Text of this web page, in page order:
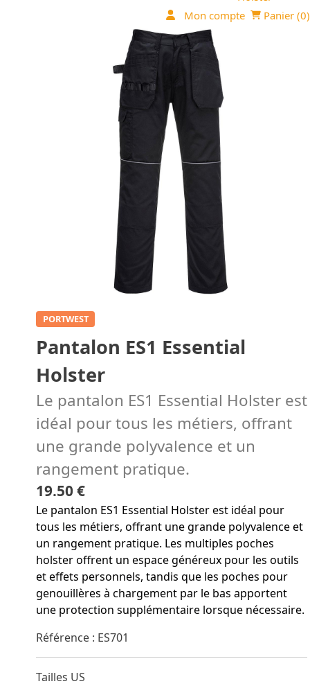
Mon compte
Panier (0)
PORTWEST
Pantalon ES1 Essential
Holster
Le pantalon ES1 Essential Holster est
idéal pour tous les métiers, offrant
une grande polyvalence et un
rangement pratique.
19.50 €
Le pantalon ES1 Essential Holster est idéal pour
tous les métiers, offrant une grande polyvalence et
un rangement pratique. Les multiples poches
holster offrent un espace généreux pour les outils
et effets personnels, tandis que les poches pour
genouillères à chargement par le bas apportent
une protection supplémentaire lorsque nécessaire.
Référence : ES701
Tailles US